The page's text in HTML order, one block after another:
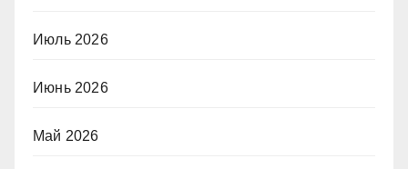
Июль 2026
Июнь 2026
Май 2026